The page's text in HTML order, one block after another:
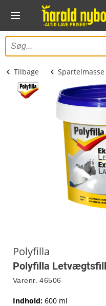
Tilbage
Polyfilla
Polyfilla
Varenr. 46506
Indhold: 600 ml